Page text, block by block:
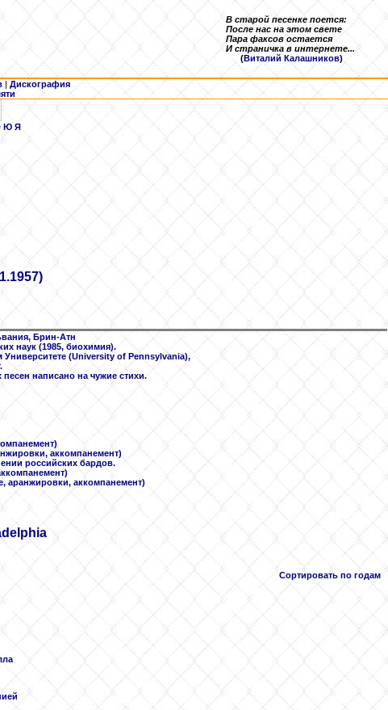
В старой песенке поется:
После нас на этом свете
Пара факсов остается
И страничка в интернете...
(Виталий Калашников)
| Дискография
Ю Я
Брин-Атн
наук (1985, биохимия).
(University of Pennsylvania),
песен написано на чужие стихи.
аккомпанемент)
российских бардов.
аранжировки, аккомпанемент)
Сортировать по годам